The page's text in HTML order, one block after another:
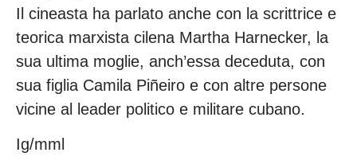
Il cineasta ha parlato anche con la scrittrice e
teorica marxista cilena Martha Harnecker, la
sua ultima moglie, anch’essa deceduta, con
sua figlia Camila Piñeiro e con altre persone
vicine al leader politico e militare cubano.
Ig/mml